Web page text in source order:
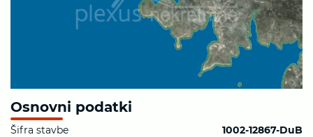
Osnovni podatki
Šifra stavbe
1002-12867-DuB